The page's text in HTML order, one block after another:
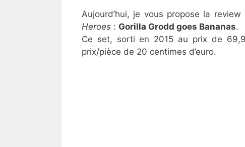
Aujourd’hui, je vous propose la
Heroes : Gorilla Grodd goes Bananas.
Ce set, sorti en 2015 au prix de
prix/pièce de 20 centimes d’euro.